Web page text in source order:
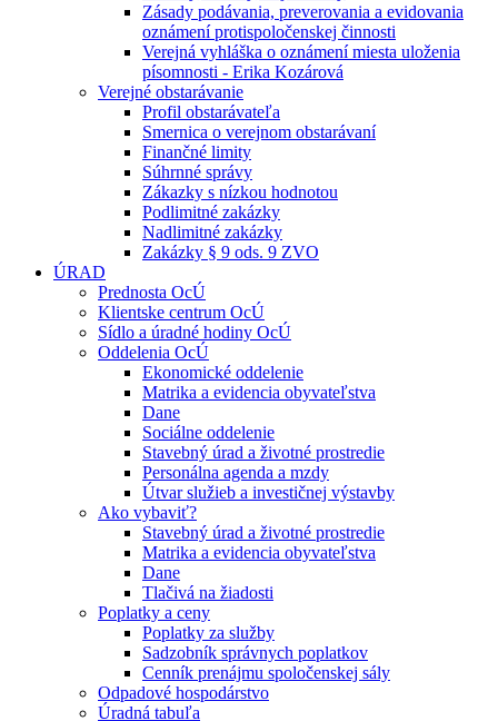
Zásady podávania, preverovania a evidovania
oznámení protispoločenskej činnosti
Verejná vyhláška o oznámení miesta uloženia
písomnosti - Erika Kozárová
Verejné obstarávanie
Profil obstarávateľa
Smernica o verejnom obstarávaní
Finančné limity
Súhrnné správy
Zákazky s nízkou hodnotou
Podlimitné zakázky
Nadlimitné zakázky
Zakázky § 9 ods. 9 ZVO
ÚRAD
Prednosta OcÚ
Klientske centrum OcÚ
Sídlo a úradné hodiny OcÚ
Oddelenia OcÚ
Ekonomické oddelenie
Matrika a evidencia obyvateľstva
Dane
Sociálne oddelenie
Stavebný úrad a životné prostredie
Personálna agenda a mzdy
Útvar služieb a investičnej výstavby
Ako vybaviť?
Stavebný úrad a životné prostredie
Matrika a evidencia obyvateľstva
Dane
Tlačivá na žiadosti
Poplatky a ceny
Poplatky za služby
Sadzobník správnych poplatkov
Cenník prenájmu spoločenskej sály
Odpadové hospodárstvo
Úradná tabuľa